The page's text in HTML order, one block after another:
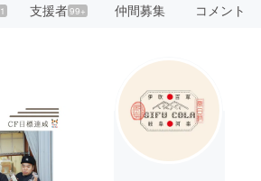
1 支援者99+ 仲間募集 コメント